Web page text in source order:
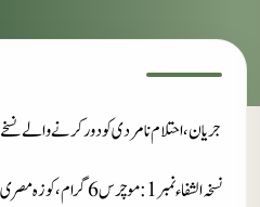
جریان، احتلام نامردی کو دور کرنے والے نسخے
نسخہ الشفاء نمبر 1 : موچرس 6 گرام، کوزہ مصری 12 گرام، دودھ آدھا کلو۔